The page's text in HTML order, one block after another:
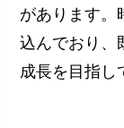
があります。
込んでおり、
成長を目指し